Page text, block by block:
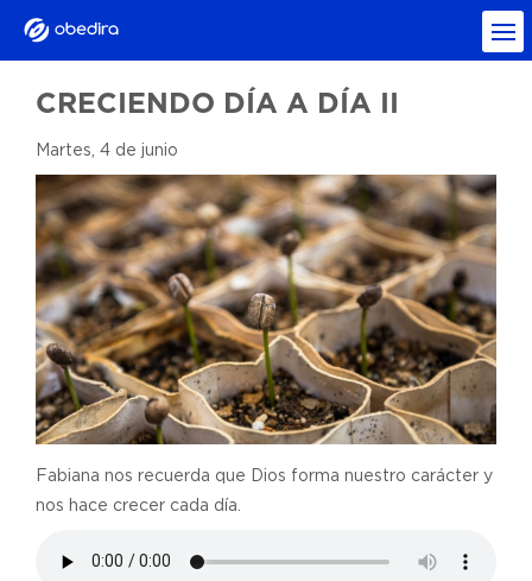
CRECIENDO DÍA A DÍA II
Martes, 4 de junio
Fabiana nos recuerda que Dios forma nuestro carácter y
nos hace crecer cada día.